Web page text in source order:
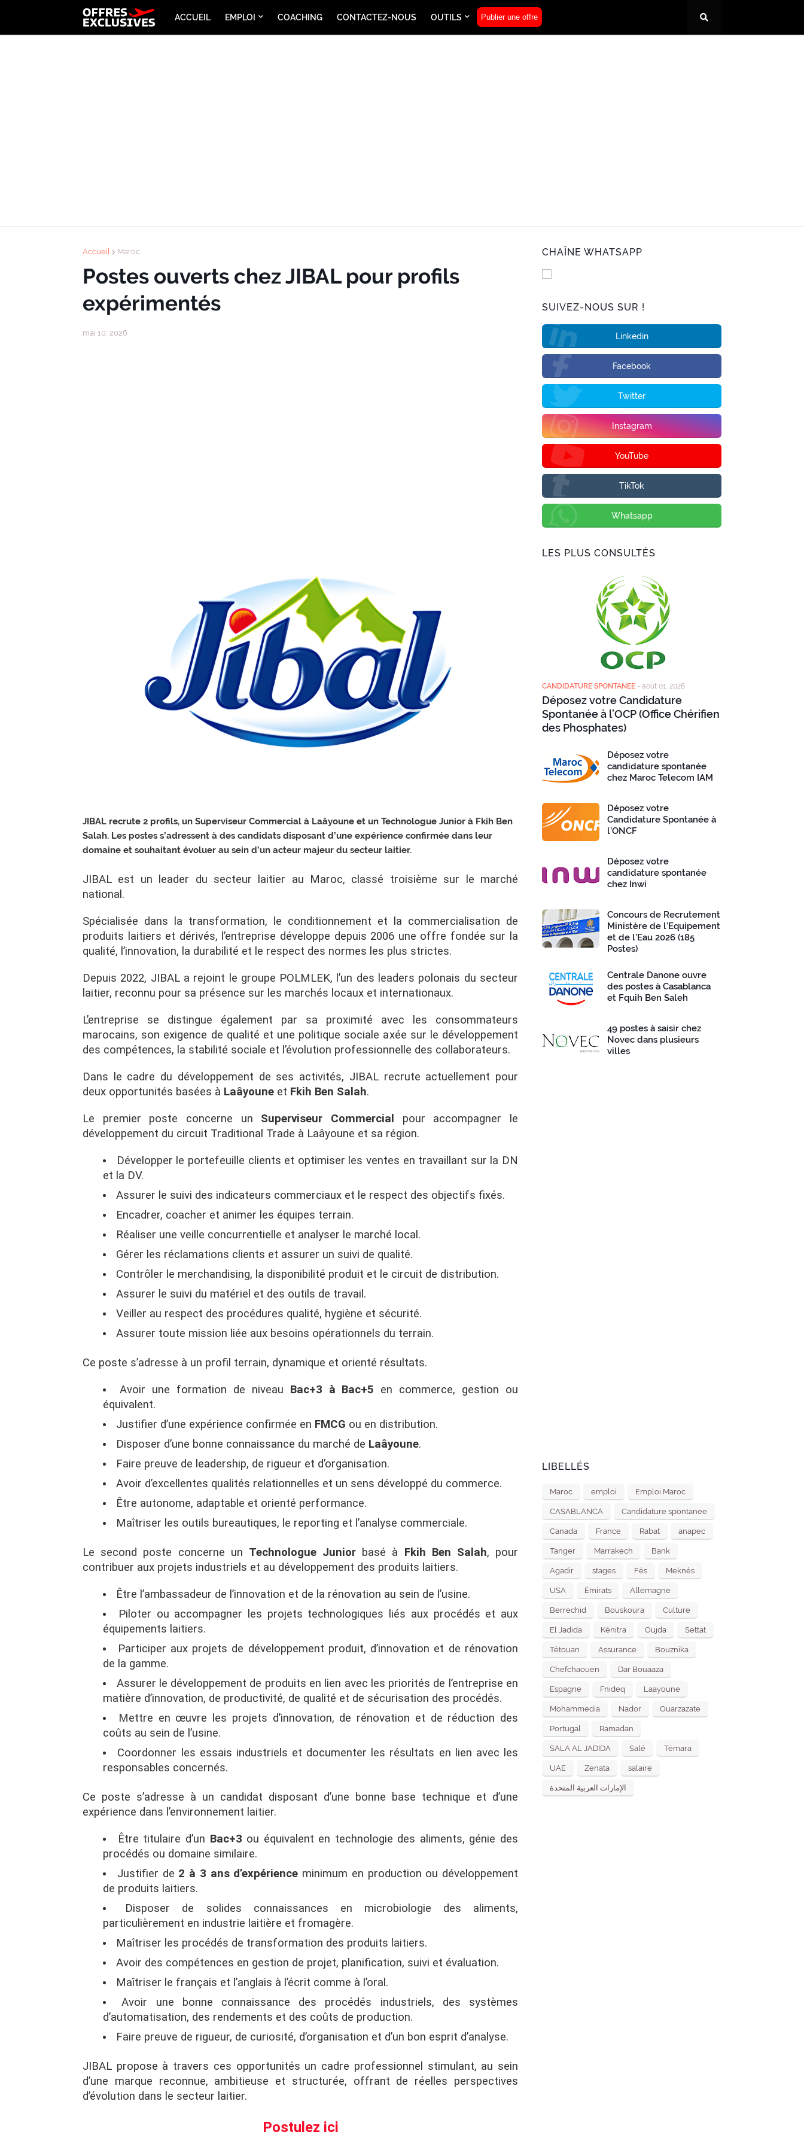
ACCUEIL EMPLOI COACHING CONTACTEZ-NOUS OUTILS Publier une offre
Accueil Maroc
Postes ouverts chez JIBAL pour profils
expérimentés
mai 10, 2026
JIBAL recrute 2 profils, un Superviseur Commercial à Laâyoune et un Technologue Junior à Fkih Ben
Salah. Les postes s’adressent à des candidats disposant d’une expérience confirmée dans leur
domaine et souhaitant évoluer au sein d’un acteur majeur du secteur laitier.
JIBAL est un leader du secteur laitier au Maroc, classé troisième sur le marché
national.
Spécialisée dans la transformation, le conditionnement et la commercialisation de
produits laitiers et dérivés, l’entreprise développe depuis 2006 une offre fondée sur la
qualité, l’innovation, la durabilité et le respect des normes les plus strictes.
Depuis 2022, JIBAL a rejoint le groupe POLMLEK, l’un des leaders polonais du secteur
laitier, reconnu pour sa présence sur les marchés locaux et internationaux.
L’entreprise se distingue également par sa proximité avec les consommateurs
marocains, son exigence de qualité et une politique sociale axée sur le développement
des compétences, la stabilité sociale et l’évolution professionnelle des collaborateurs.
Dans le cadre du développement de ses activités, JIBAL recrute actuellement pour
deux opportunités basées à Laâyoune et Fkih Ben Salah.
Le premier poste concerne un Superviseur Commercial
pour accompagner le
développement du circuit Traditional Trade à Laâyoune et sa région.
Développer le portefeuille clients et optimiser les ventes en travaillant sur la DN
et la DV.
Assurer le suivi des indicateurs commerciaux et le respect des objectifs fixés.
Encadrer, coacher et animer les équipes terrain.
Réaliser une veille concurrentielle et analyser le marché local.
Gérer les réclamations clients et assurer un suivi de qualité.
Contrôler le merchandising, la disponibilité produit et le circuit de distribution.
Assurer le suivi du matériel et des outils de travail.
Veiller au respect des procédures qualité, hygiène et sécurité.
Assurer toute mission liée aux besoins opérationnels du terrain.
Ce poste s’adresse à un profil terrain, dynamique et orienté résultats.
Avoir une formation de niveau Bac+3 à Bac+5 en commerce, gestion ou
équivalent.
Justifier d’une expérience confirmée en FMCG ou en distribution.
Disposer d’une bonne connaissance du marché de Laâyoune.
Faire preuve de leadership, de rigueur et d’organisation.
Avoir d’excellentes qualités relationnelles et un sens développé du commerce.
Être autonome, adaptable et orienté performance.
Maîtriser les outils bureautiques, le reporting et l’analyse commerciale.
Le second poste concerne un Technologue Junior basé à Fkih Ben Salah, pour
contribuer aux projets industriels et au développement des produits laitiers.
Être l’ambassadeur de l’innovation et de la rénovation au sein de l’usine.
Piloter ou accompagner les projets technologiques liés aux procédés et aux
équipements laitiers.
Participer aux projets de développement produit, d’innovation et de rénovation
de la gamme.
Assurer le développement de produits en lien avec les priorités de l’entreprise en
matière d’innovation, de productivité, de qualité et de sécurisation des procédés.
Mettre en œuvre les projets d’innovation, de rénovation et de réduction des
coûts au sein de l’usine.
Coordonner les essais industriels et documenter les résultats en lien avec les
responsables concernés.
Ce poste s’adresse à un candidat disposant d’une bonne base technique et d’une
expérience dans l’environnement laitier.
Être titulaire d’un Bac+3 ou équivalent en technologie des aliments, génie des
procédés ou domaine similaire.
Justifier de 2 à 3 ans d’expérience minimum en production ou développement
de produits laitiers.
Disposer de solides connaissances en microbiologie des aliments,
particulièrement en industrie laitière et fromagère.
Maîtriser les procédés de transformation des produits laitiers.
Avoir des compétences en gestion de projet, planification, suivi et évaluation.
Maîtriser le français et l’anglais à l’écrit comme à l’oral.
Avoir une bonne connaissance des procédés industriels, des systèmes
d’automatisation, des rendements et des coûts de production.
Faire preuve de rigueur, de curiosité, d’organisation et d’un bon esprit d’analyse.
JIBAL propose à travers ces opportunités un cadre professionnel stimulant, au sein
d’une marque reconnue, ambitieuse et structurée, offrant de réelles perspectives
d’évolution dans le secteur laitier.
Postulez ici
CHAÎNE WHATSAPP
SUIVEZ-NOUS SUR !
Linkedin
Facebook
Twitter
Instagram
YouTube
TikTok
Whatsapp
LES PLUS CONSULTÉS
CANDIDATURE SPONTANEE - août 01, 2026
Déposez votre Candidature
Spontanée à l’OCP (Office Chérifien
des Phosphates)
Déposez votre
candidature spontanée
chez Maroc Telecom IAM
Déposez votre
Candidature Spontanée à
l’ONCF
Déposez votre
candidature spontanée
chez Inwi
Concours de Recrutement
Ministère de l’Equipement
et de l’Eau 2026 (185
Postes)
Centrale Danone ouvre
des postes à Casablanca
et Fquih Ben Saleh
49 postes à saisir chez
Novec dans plusieurs
villes
LIBELLÉS
Maroc emploi Emploi Maroc
CASABLANCA Candidature spontanee
Canada France Rabat anapec
Tanger Marrakech Bank
Agadir stages Fès Meknès
USA Émirats Allemagne
Berrechid Bouskoura Culture
El Jadida Kénitra Oujda Settat
Tétouan Assurance Bouznika
Chefchaouen Dar Bouaaza
Espagne Fnideq Laayoune
Mohammedia Nador Ouarzazate
Portugal Ramadan
SALA AL JADIDA Salé Témara
UAE Zenata salaire
الإمارات العربية المتحدة